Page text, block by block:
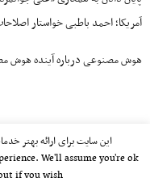
آمریکا؛ احمد باطبی خواستار
هوش مصنوعی درباره آینده هوش
این سایت برای ارائه بهتر
We'll assume you're ok